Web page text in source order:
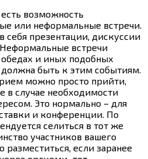
возможность
или неформальные встречи.
презентации, дискуссии
встречи
и иных подобных
быть к этим событиям.
можно просто прийти,
в случае необходимости
Это нормально – для
и конференции. По
селиться в тот же
участников вашего
если заранее